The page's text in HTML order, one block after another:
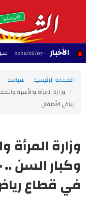
الأخبار09:01 - 2026/08/07 سيدي
الصفحة الرئيسية
سياسة
وزارة المرأة والأسرة
رياض الأطفال
وزارة
وكبار السن
في قطاع